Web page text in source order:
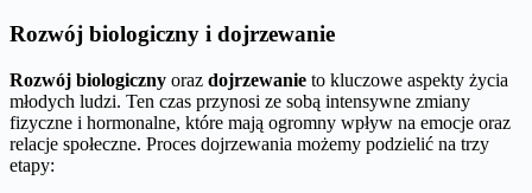
Rozwój biologiczny i dojrzewanie
Rozwój biologiczny oraz dojrzewanie to kluczowe aspekty życia
młodych ludzi. Ten czas przynosi ze sobą intensywne zmiany
fizyczne i hormonalne, które mają ogromny wpływ na emocje oraz
relacje społeczne. Proces dojrzewania możemy podzielić na trzy
etapy: